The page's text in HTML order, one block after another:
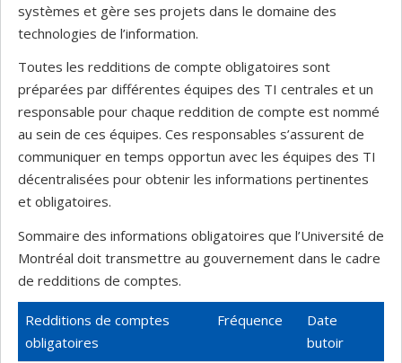
systèmes et gère ses projets dans le domaine des
technologies de l’information.
Toutes les redditions de compte obligatoires sont
préparées par différentes équipes des TI centrales et un
responsable pour chaque reddition de compte est nommé
au sein de ces équipes. Ces responsables s’assurent de
communiquer en temps opportun avec les équipes des TI
décentralisées pour obtenir les informations pertinentes
et obligatoires.
Sommaire des informations obligatoires que l’Université de
Montréal doit transmettre au gouvernement dans le cadre
de redditions de comptes.
Redditions de comptes
obligatoires
Fréquence
Date
butoir